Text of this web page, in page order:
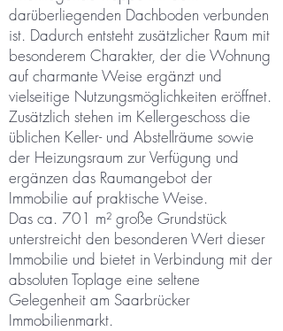
darüberliegenden Dachboden verbunden
ist. Dadurch entsteht zusätzlicher Raum mit
besonderem Charakter, der die Wohnung
auf charmante Weise ergänzt und
vielseitige Nutzungsmöglichkeiten eröffnet.
Zusätzlich stehen im Kellergeschoss die
üblichen Keller- und Abstellräume sowie
der Heizungsraum zur Verfügung und
ergänzen das Raumangebot der
Immobilie auf praktische Weise.
Das ca. 701 m² große Grundstück
unterstreicht den besonderen Wert dieser
Immobilie und bietet in Verbindung mit der
absoluten Toplage eine seltene
Gelegenheit am Saarbrücker
Immobilienmarkt.